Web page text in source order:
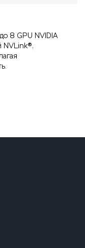
8 GPU NVIDIA
NVLink®,